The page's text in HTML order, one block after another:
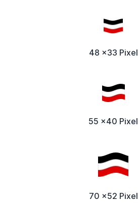
48 x33 Pixel
55 x40 Pixel
70 x52 Pixel